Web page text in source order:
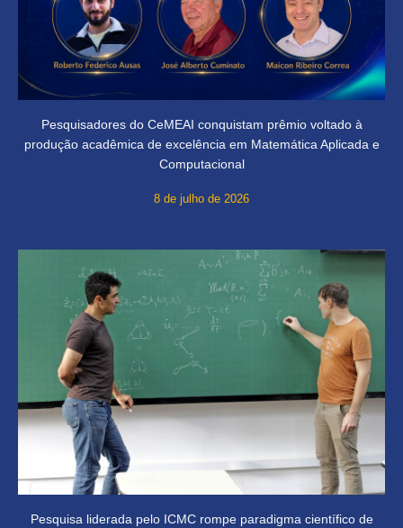
Pesquisadores do CeMEAI conquistam prêmio voltado à
produção acadêmica de excelência em Matemática Aplicada e
Computacional
8 de julho de 2026
Pesquisa liderada pelo ICMC rompe paradigma científico de